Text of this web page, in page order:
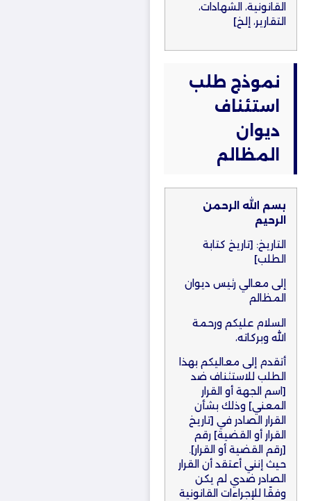
القانونية، الشهادات،
التقارير، إلخ]
نموذج طلب
استئناف
ديوان
المظالم
بسم الله الرحمن
الرحيم
التاريخ: [تاريخ كتابة
الطلب]
إلى معالي رئيس ديوان
المظالم
السلام عليكم ورحمة
الله وبركاته،
أتقدم إلى معاليكم بهذا
الطلب للاستئناف ضد
[اسم الجهة أو القرار
المعني] وذلك بشأن
القرار الصادر في [تاريخ
القرار أو القضية] رقم
[رقم القضية أو القرار].
حيث إنني أعتقد أن القرار
الصادر ضدي لم يكن
وفقًا للإجراءات القانونية